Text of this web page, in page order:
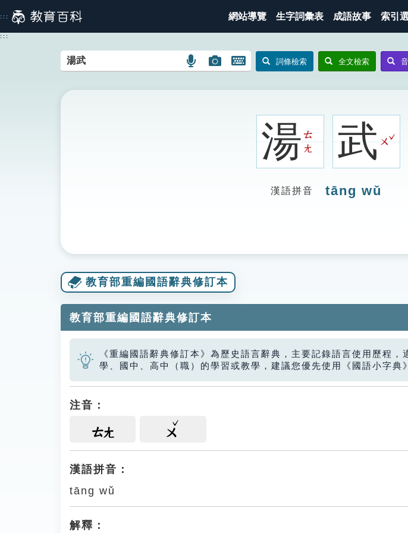
到
主
::: 網站導覽 生字詞彙表 成語故事 索引
:::
語
搜
圖
搜
開
鍵
詞條檢索 全文檢索
湯ㄊ
ㄤ
武ㄨ
ˇ
漢語拼音 tāng wǔ
教育部重編國語辭典修訂本
教育部重編國語辭典修訂本
《重編國語辭典修訂本》為歷史語言辭典，主要記錄語言使用歷程
學、國中、高中（職）的學習或教學，建議您優先使用《國語小字典
注音：
ㄊㄤ ㄨ
漢語拼音：
tāng wǔ
解釋：